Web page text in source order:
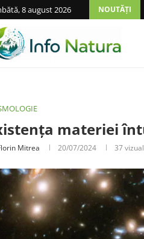
8 august 2026 NOUTĂȚI
materiei
Mitrea 20/07/2024 37